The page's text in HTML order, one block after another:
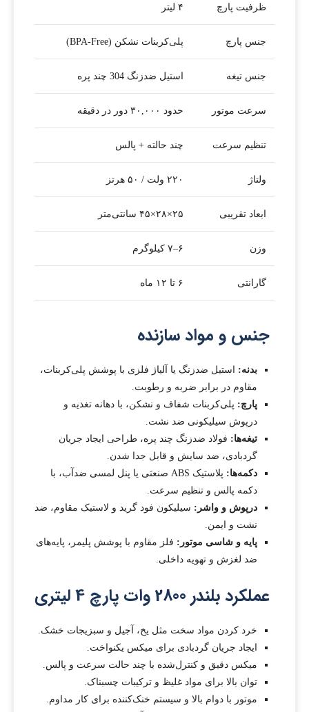
ظرفیت پارچ ۴ لیتر
جنس پارچ پلی‌کربنات نشکن (BPA-Free)
جنس تیغه استیل ضدزنگ 304 چند پره
سرعت موتور حدود ۳۰,۰۰۰ دور در دقیقه
تنظیم سرعت چند حالته + پالس
ولتاژ ۲۲۰ ولت / ۵۰ هرتز
ابعاد تقریبی ۲۵×۲۸×۴۵ سانتی‌متر
وزن ۶–۷ کیلوگرم
گارانتی ۶ تا ۱۲ ماه
جنس و مواد سازنده
بدنه: استیل ضدزنگ یا آلیاژ فلزی با پوشش پلی‌کربنات،
مقاوم در برابر ضربه و رطوبت.
پارچ: پلی‌کربنات شفاف و نشکن، با دهانه تغذیه و
درپوش سیلیکونی ضد نشت.
تیغه‌ها: فولاد ضدزنگ چند پره، طراحی ایجاد جریان
گردبادی، ضد سایش و قابل جدا شدن.
دکمه‌ها:
پلاستیک ABS صنعتی یا پنل لمسی ضدآب، با
دکمه پالس و تنظیم سرعت.
درپوش و واشر: سیلیکون فود گرید و لاستیک مقاوم، ضد
نشت و ایمن.
پایه و شاسی موتور: فلز مقاوم با پوشش پلیمر، پایه‌های
ضد لغزش و تهویه داخلی.
عملکرد بلندر 2800 وات پارچ 4 لیتری
خرد کردن مواد سخت مثل یخ، آجیل و سبزیجات خشک.
ایجاد جریان گردبادی برای میکس یکنواخت.
میکس دقیق و کنترل‌شده با چند حالت سرعت و پالس.
توان بالا برای مواد غلیظ و ترکیبات چسبناک.
موتور با دوام بالا و سیستم خنک‌کننده برای کار مداوم.